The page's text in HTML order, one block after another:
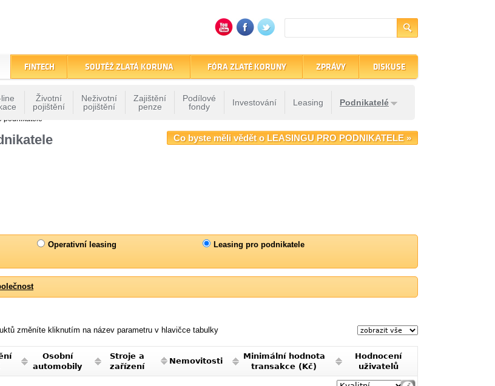
Životní
pojištění
Neživotní
pojištění
Zajištění
penze
Podílové
fondy
Investování Leasing Podnikatelé
FINTECH SOUTĚŽ ZLATÁ KORUNA FÓRA ZLATÉ KORUNY ZPRÁVY DISKUSE
podnikatele
Co byste měli vědět o LEASINGU PRO PODNIKATELE »
Operativní leasing Leasing pro podnikatele
změníte kliknutím na název parametru v hlavičce tabulky
Osobní
automobily
Stroje a
zařízení
Nemovitosti
Minimální hodnota
transakce (Kč)
Hodnocení
uživatelů